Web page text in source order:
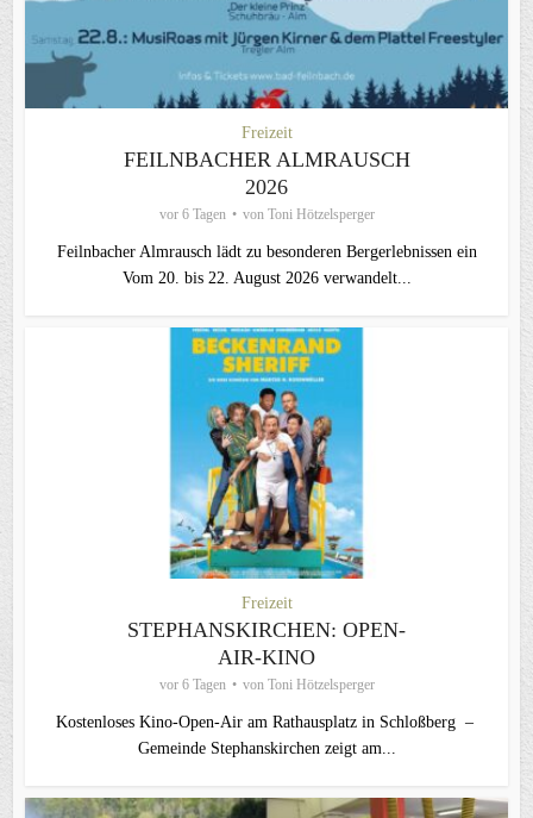
Freizeit
FEILNBACHER ALMRAUSCH
2026
vor 6 Tagen von Toni Hötzelsperger
Feilnbacher Almrausch lädt zu besonderen Bergerlebnissen ein
Vom 20. bis 22. August 2026 verwandelt...
Freizeit
STEPHANSKIRCHEN: OPEN-
AIR-KINO
vor 6 Tagen von Toni Hötzelsperger
Kostenloses Kino-Open-Air am Rathausplatz in Schloßberg –
Gemeinde Stephanskirchen zeigt am...